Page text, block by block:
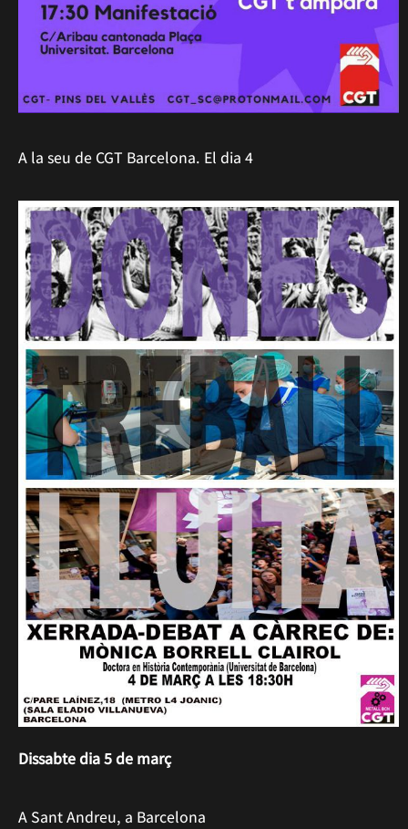
A la seu de CGT Barcelona. El dia 4
Dissabte dia 5 de març
A Sant Andreu, a Barcelona